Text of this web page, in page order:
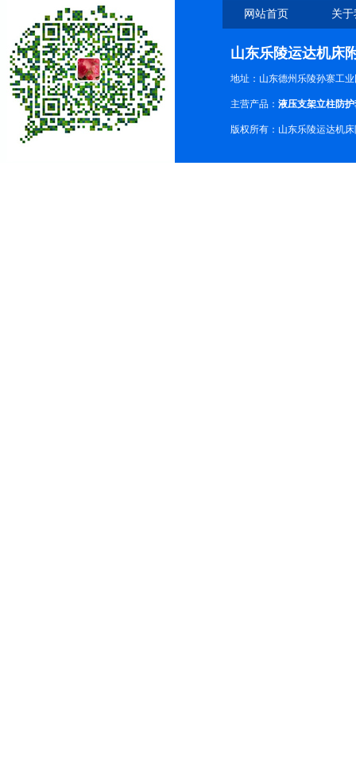
网站首页 关
山东乐陵运达机床
地址：山东德州乐陵孙寨工
主营产品： 液压支架立柱防
版权所有：山东乐陵运达机